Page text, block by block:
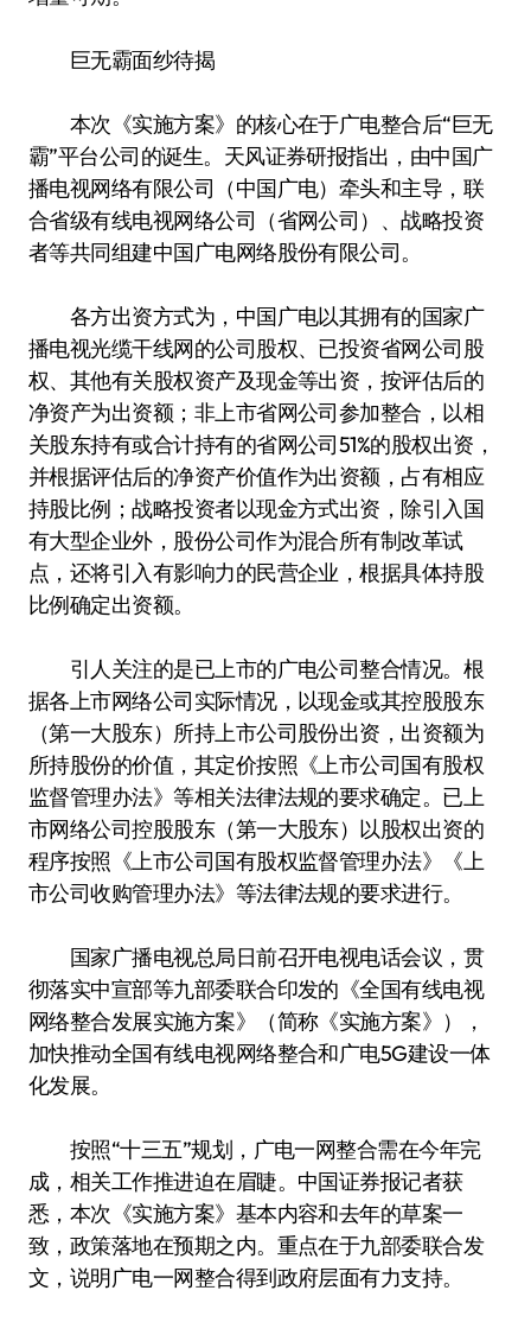
巨无霸面纱待揭
本次《实施方案》的核心在于广电整合后“巨无
霸”平台公司的诞生。天风证券研报指出，由中国广
播电视网络有限公司（中国广电）牵头和主导，联
合省级有线电视网络公司（省网公司）、战略投资
者等共同组建中国广电网络股份有限公司。
各方出资方式为，中国广电以其拥有的国家广
播电视光缆干线网的公司股权、已投资省网公司股
权、其他有关股权资产及现金等出资，按评估后的
净资产为出资额；非上市省网公司参加整合，以相
关股东持有或合计持有的省网公司51%的股权出资，
并根据评估后的净资产价值作为出资额，占有相应
持股比例；战略投资者以现金方式出资，除引入国
有大型企业外，股份公司作为混合所有制改革试
点，还将引入有影响力的民营企业，根据具体持股
比例确定出资额。
引人关注的是已上市的广电公司整合情况。根
据各上市网络公司实际情况，以现金或其控股股东
（第一大股东）所持上市公司股份出资，出资额为
所持股份的价值，其定价按照《上市公司国有股权
监督管理办法》等相关法律法规的要求确定。已上
市网络公司控股股东（第一大股东）以股权出资的
程序按照《上市公司国有股权监督管理办法》《上
市公司收购管理办法》等法律法规的要求进行。
国家广播电视总局日前召开电视电话会议，贯
彻落实中宣部等九部委联合印发的《全国有线电视
网络整合发展实施方案》（简称《实施方案》），
加快推动全国有线电视网络整合和广电5G建设一体
化发展。
按照“十三五”规划，广电一网整合需在今年完
成，相关工作推进迫在眉睫。中国证券报记者获
悉，本次《实施方案》基本内容和去年的草案一
致，政策落地在预期之内。重点在于九部委联合发
文，说明广电一网整合得到政府层面有力支持。